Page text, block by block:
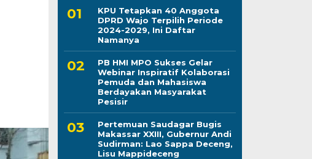
KPU Tetapkan 40 Anggota
DPRD Wajo Terpilih Periode
2024-2029, Ini Daftar
Namanya
PB HMI MPO Sukses Gelar
Webinar Inspiratif Kolaborasi
Pemuda dan Mahasiswa
Berdayakan Masyarakat
Pesisir
Pertemuan Saudagar Bugis
Makassar XXIII, Gubernur Andi
Sudirman: Lao Sappa Deceng,
Lisu Mappideceng